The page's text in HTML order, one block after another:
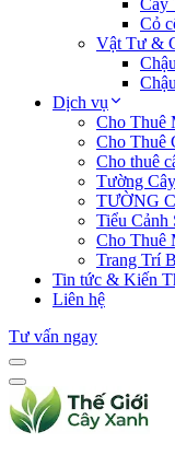
Cây
Cỏ
Vật Tư &
Dịch vụ
Cho Thuê
Cho Thuê
Cho thuê
Tường
TƯỜNG
Tiểu Cảnh
Cho Thuê
Trang Trí
Tin tức & Kiến
Liên hệ
Tư vấn ngay